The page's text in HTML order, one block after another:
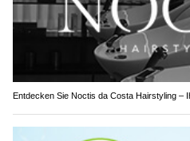
Entdecken Sie Noctis da Costa Hairstyling –